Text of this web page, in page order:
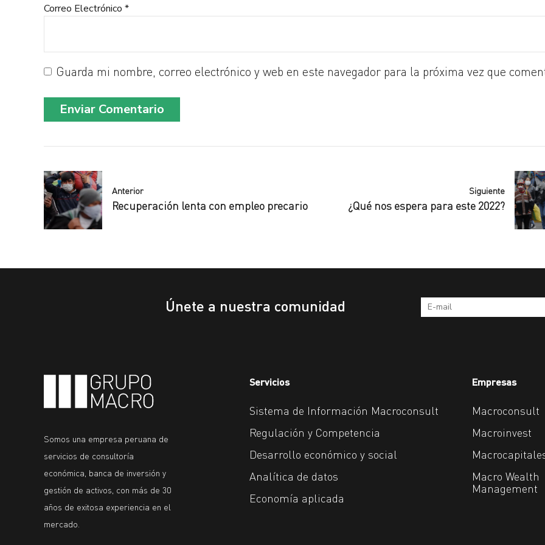
Correo Electrónico *
Guarda mi nombre, correo electrónico y web en este navegador para la próxima vez que
Enviar Comentario
Anterior
Recuperación lenta con empleo precario
Siguiente
¿Qué nos espera para este 2022?
Únete a nuestra comunidad
Somos una empresa peruana de
servicios de consultoría
económica, banca de inversión y
gestión de activos, con más de 30
años de exitosa experiencia en el
mercado.
Servicios
Sistema de Información Macroconsult
Regulación y Competencia
Desarrollo económico y social
Analítica de datos
Economía aplicada
Empresas
Macroconsult
Macroinvest
Macro Wealth
Management